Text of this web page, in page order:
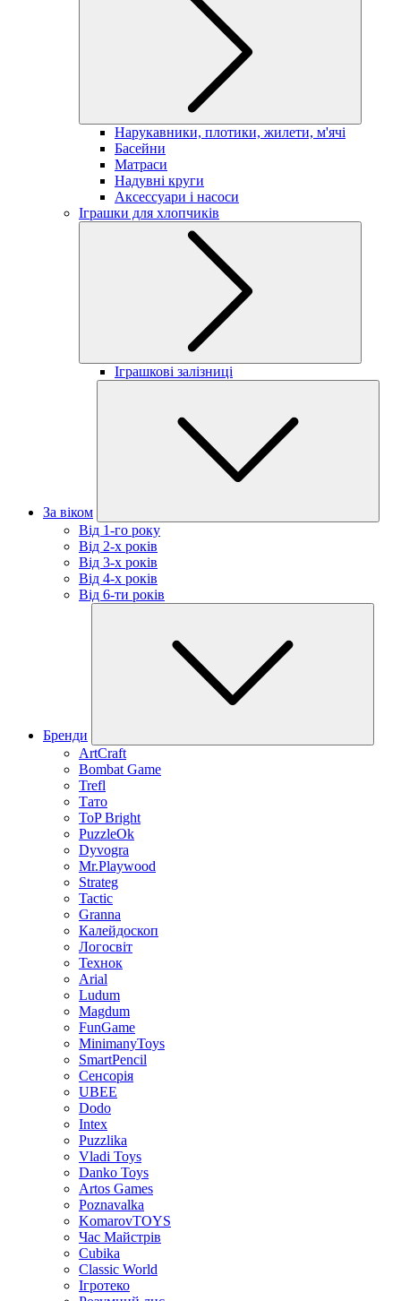
Нарукавники, плотики, жилети, м'ячі
Басейни
Матраси
Надувні круги
Аксессуари і насоси
Іграшки для хлопчиків
Іграшкові залізниці
За віком
Від 1-го року
Від 2-х років
Від 3-х років
Від 4-х років
Від 6-ти років
Бренди
ArtCraft
Bombat Game
Trefl
Тато
ToP Bright
PuzzleOk
Dyvogra
Mr.Playwood
Strateg
Tactic
Granna
Калейдоскоп
Логосвіт
Технок
Arial
Ludum
Magdum
FunGame
MinimanyToys
SmartPencil
Сенсорія
UBEE
Dodo
Intex
Puzzlika
Vladi Toys
Danko Toys
Artos Games
Poznavalka
KomarovTOYS
Час Майстрів
Cubika
Classic World
Ігротеко